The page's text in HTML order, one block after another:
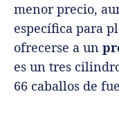
menor precio,
específica para
ofrecerse a un
es un tres
66 caballos de